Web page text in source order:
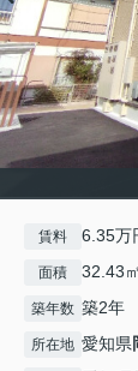
賃料 6.35万
面積 32.43㎡
築年数 築2年
所在地 愛知県